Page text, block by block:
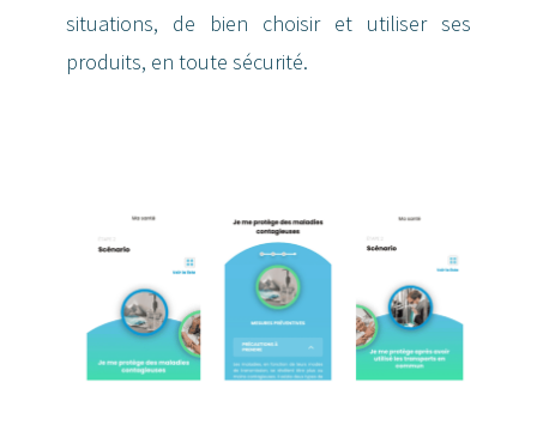
situations, de bien choisir et utiliser ses
produits, en toute sécurité.